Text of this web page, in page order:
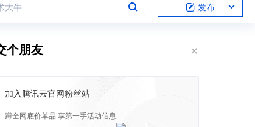
大牛 发布
个朋友
加入腾讯云官网粉丝站
蹲全网底价单品 享第一手活动信息